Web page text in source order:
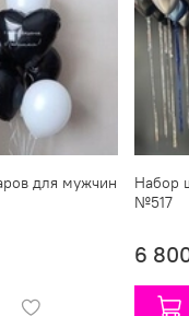
для мужчин
Набор
№517
6